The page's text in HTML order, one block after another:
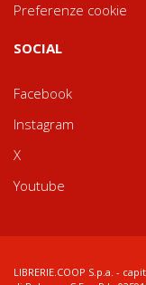
Preferenze cookie
SOCIAL
Facebook
Instagram
X
Youtube
LIBRERIE.COOP S.p.a. -